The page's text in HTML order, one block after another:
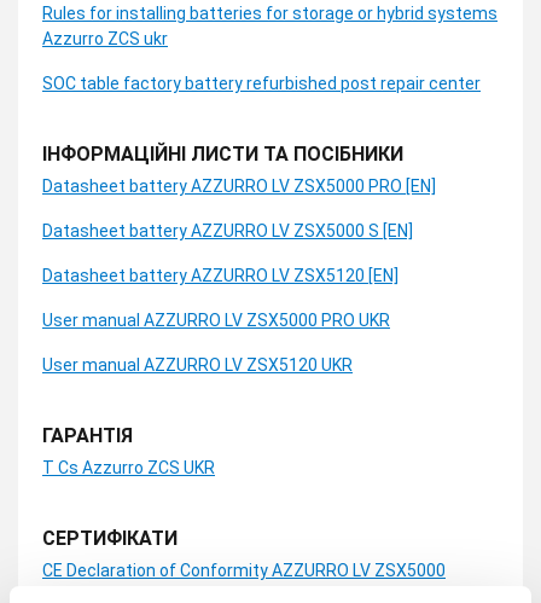
Rules for installing batteries for storage or hybrid systems
Azzurro ZCS ukr
SOC table factory battery refurbished post repair center
ІНФОРМАЦІЙНІ ЛИСТИ ТА ПОСІБНИКИ
Datasheet battery AZZURRO LV ZSX5000 PRO [EN]
Datasheet battery AZZURRO LV ZSX5000 S [EN]
Datasheet battery AZZURRO LV ZSX5120 [EN]
User manual AZZURRO LV ZSX5000 PRO UKR
User manual AZZURRO LV ZSX5120 UKR
ГАРАНТІЯ
T Cs Azzurro ZCS UKR
СЕРТИФІКАТИ
CE Declaration of Conformity AZZURRO LV ZSX5000